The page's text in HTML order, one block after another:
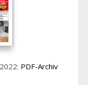
PDF-Archiv